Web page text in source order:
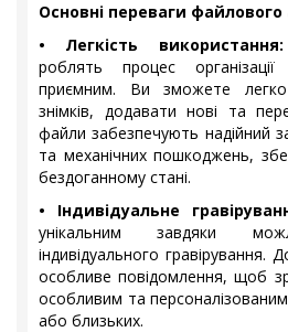
Основні переваги
• Легкість використання:
роблять процес
приємним. Ви зможете
знімків, додавати нові та
файли забезпечують надійний
та механічних пошкоджень,
бездоганному стані.
• Індивідуальне
унікальним завдяки
індивідуального гравірування.
особливе повідомлення, щоб
особливим та
або близьких.